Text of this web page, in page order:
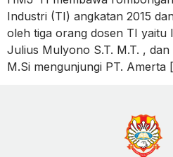
Industri (TI) angkatan 2015
oleh tiga orang dosen TI yaitu
Julius Mulyono S.T. M.T. ,
M.Si mengunjungi PT. Amerta